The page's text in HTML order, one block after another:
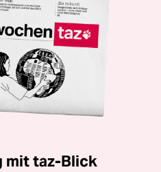
mit taz-Blick